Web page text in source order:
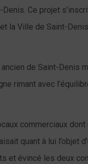
Ce projet
la Ville de Saint-
de Saint-Denis
rimant avec
commerciaux dont
quant à lui l’objet
et évincé les deux